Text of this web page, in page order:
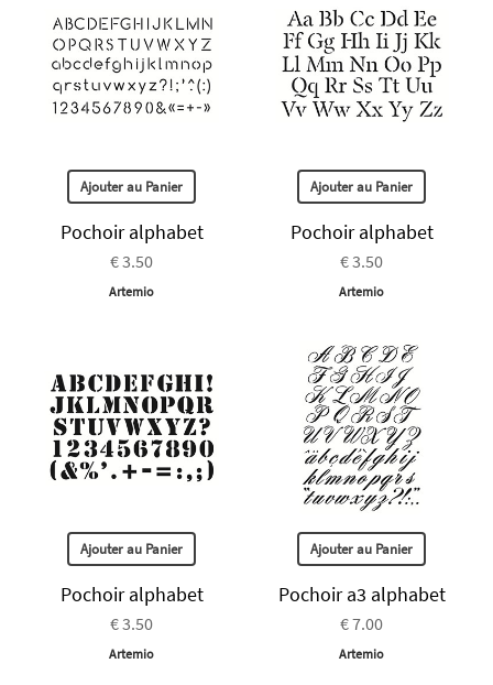
Ajouter au Panier
Pochoir alphabet
€ 3.50
Artemio
Ajouter au Panier
Pochoir alphabet
€ 3.50
Artemio
Ajouter au Panier
Pochoir alphabet
€ 3.50
Artemio
Ajouter au Panier
Pochoir a3 alphabet
€ 7.00
Artemio